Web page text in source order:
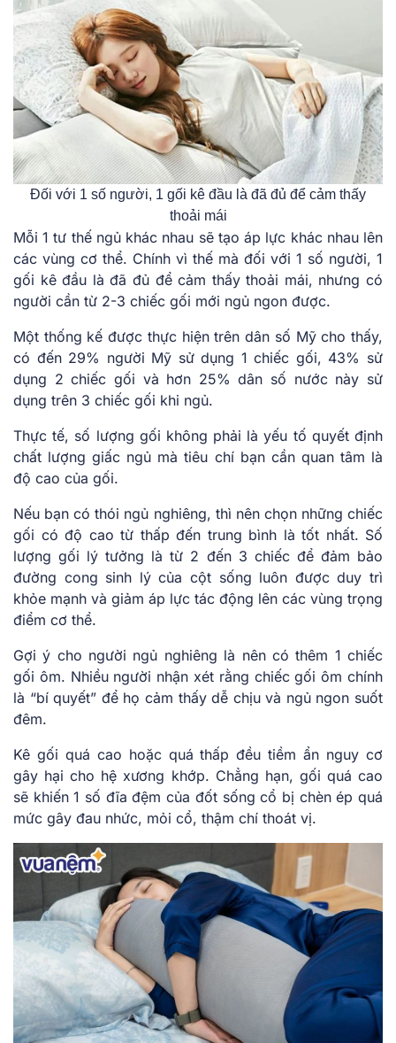
Đối với 1 số người, 1 gối kê đầu là đã đủ để cảm thấy
thoải mái
Mỗi 1 tư thế ngủ khác nhau sẽ tạo áp lực khác nhau lên
các vùng cơ thể. Chính vì thế mà đối với 1 số người, 1
gối kê đầu là đã đủ để cảm thấy thoải mái, nhưng có
người cần từ 2-3 chiếc gối mới ngủ ngon được.
Một thống kế được thực hiện trên dân số Mỹ cho thấy,
có đến 29% người Mỹ sử dụng 1 chiếc gối, 43% sử
dụng 2 chiếc gối và hơn 25% dân số nước này sử
dụng trên 3 chiếc gối khi ngủ.
Thực tế, số lượng gối không phải là yếu tố quyết định
chất lượng giấc ngủ mà tiêu chí bạn cần quan tâm là
độ cao của gối.
Nếu bạn có thói ngủ nghiêng, thì nên chọn những chiếc
gối có độ cao từ thấp đến trung bình là tốt nhất. Số
lượng gối lý tưởng là từ 2 đến 3 chiếc để đảm bảo
đường cong sinh lý của cột sống luôn được duy trì
khỏe mạnh và giảm áp lực tác động lên các vùng trọng
điểm cơ thể.
Gợi ý cho người ngủ nghiêng là nên có thêm 1 chiếc
gối ôm. Nhiều người nhận xét rằng chiếc gối ôm chính
là “bí quyết” để họ cảm thấy dễ chịu và ngủ ngon suốt
đêm.
Kê gối quá cao hoặc quá thấp đều tiềm ẩn nguy cơ
gây hại cho hệ xương khớp. Chẳng hạn, gối quá cao
sẽ khiến 1 số đĩa đệm của đốt sống cổ bị chèn ép quá
mức gây đau nhức, mỏi cổ, thậm chí thoát vị.